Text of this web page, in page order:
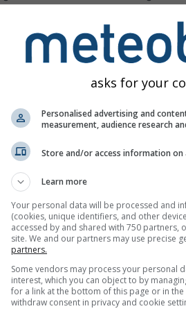
van het lichaam om infecties te
wordt als PM2.5, fijne
luchtvervuiling door deeltjes op de
sterfterisico, vooral door
kleiner dan 62 μm die afkomstig
concentraties PM10 en PM2.5
van luchtverontreinigende
in de onderste troposfeer
en krachtig te ademen
bij een diepe ademteug
keel veroorzaken
asks for your
Personalised advertising and
measurement, audience research
Store and/or access information on
Learn more
Your personal data will be processed and
(cookies, unique identifiers, and other
accessed by and shared with 750 partners,
site. We and our partners may use precise
partners.
Some vendors may process your personal
interest, which you can object to by
for a link at the bottom of this page or in
withdraw consent in privacy and cookie